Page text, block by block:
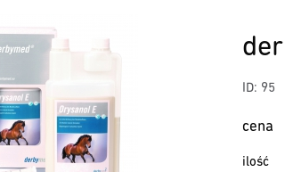
ID: 95
cena
ilość